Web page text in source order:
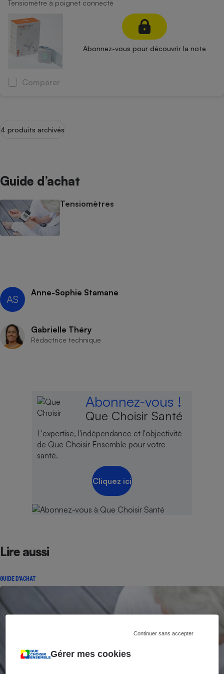
Gérer mes cookies
Continuer sans accepter
Tensiomètre à poignet connecté
Abonnez-vous pour découvrir la note
Comparer
4 produits archivés
Guide d’achat
Tensiomètres
AS
Anne-Sophie Stamane
Gabrielle Théry
Rédactrice technique
Abonnez-vous !
Que Choisir Santé
L'expertise, l'indépendance et l'objectivité
de Que Choisir Ensemble pour votre
santé.
Cliquez ici
Lire aussi
GUIDE D'ACHAT